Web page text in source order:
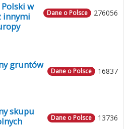
276056
Dane o Polsce
w
innymi
16837
Dane o Polsce
gruntów
13736
Dane o Polsce
skupu